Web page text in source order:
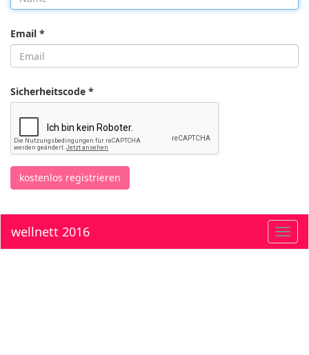
Email *
Sicherheitscode *
kostenlos registrieren
wellnett 2016